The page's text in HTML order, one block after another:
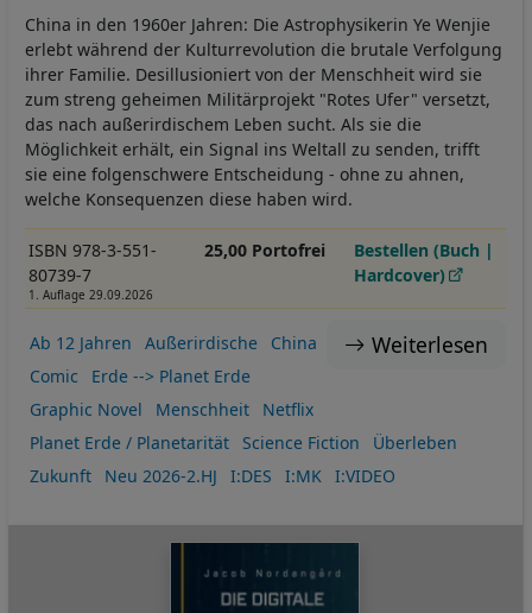
China in den 1960er Jahren: Die Astrophysikerin Ye Wenjie
erlebt während der Kulturrevolution die brutale Verfolgung
ihrer Familie. Desillusioniert von der Menschheit wird sie
zum streng geheimen Militärprojekt "Rotes Ufer" versetzt,
das nach außerirdischem Leben sucht. Als sie die
Möglichkeit erhält, ein Signal ins Weltall zu senden, trifft
sie eine folgenschwere Entscheidung - ohne zu ahnen,
welche Konsequenzen diese haben wird.
ISBN 978-3-551-
80739-7
1. Auflage 29.09.2026
25,00 Portofrei
Bestellen (Buch |
Hardcover)
Weiterlesen
Ab 12 Jahren Außerirdische
China
Comic
Erde --> Planet Erde
Graphic Novel
Menschheit
Netflix
Planet Erde / Planetarität
Science Fiction
Überleben
Zukunft
Neu 2026-2.HJ I:DES I:MK I:VIDEO